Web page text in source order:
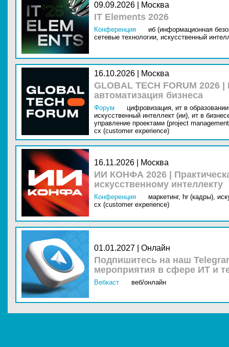
09.09.2026 | Москва
IT Elements 2026
Конференция
иб (информационная
сетевые технологии, искусственный
16.10.2026 | Москва
GLOBAL TECH FORUM
автоматизация бизнеса
Форум цифровизация, ит в
искусственный интеллект (ии), ит в
управление проектами (project
cx (customer experience)
16.11.2026 | Москва
ИИ КОНФА 2026 |
искусственному интеллекту
Конференция маркетинг, hr (кадры),
cx (customer experience)
01.01.2027 | Онлайн
Подпишитесь на наш
мероприятия в сфере ИТ и
Вебкаст веб/онлайн